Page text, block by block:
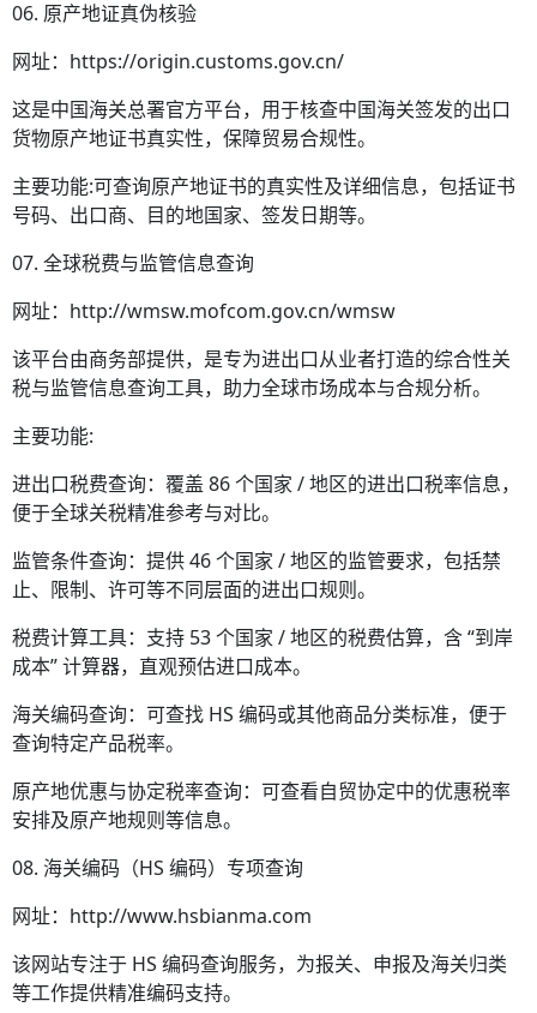
06. 原产地证真伪核验
网址：https://origin.customs.gov.cn/
这是中国海关总署官方平台，用于核查中国海关签发的出口
货物原产地证书真实性，保障贸易合规性。
主要功能:可查询原产地证书的真实性及详细信息，包括证书
号码、出口商、目的地国家、签发日期等。
07. 全球税费与监管信息查询
网址：http://wmsw.mofcom.gov.cn/wmsw
该平台由商务部提供，是专为进出口从业者打造的综合性关
税与监管信息查询工具，助力全球市场成本与合规分析。
主要功能:
进出口税费查询：覆盖 86 个国家 / 地区的进出口税率信息，
便于全球关税精准参考与对比。
监管条件查询：提供 46 个国家 / 地区的监管要求，包括禁
止、限制、许可等不同层面的进出口规则。
税费计算工具：支持 53 个国家 / 地区的税费估算，含 “到岸
成本” 计算器，直观预估进口成本。
海关编码查询：可查找 HS 编码或其他商品分类标准，便于
查询特定产品税率。
原产地优惠与协定税率查询：可查看自贸协定中的优惠税率
安排及原产地规则等信息。
08. 海关编码（HS 编码）专项查询
网址：http://www.hsbianma.com
该网站专注于 HS 编码查询服务，为报关、申报及海关归类
等工作提供精准编码支持。